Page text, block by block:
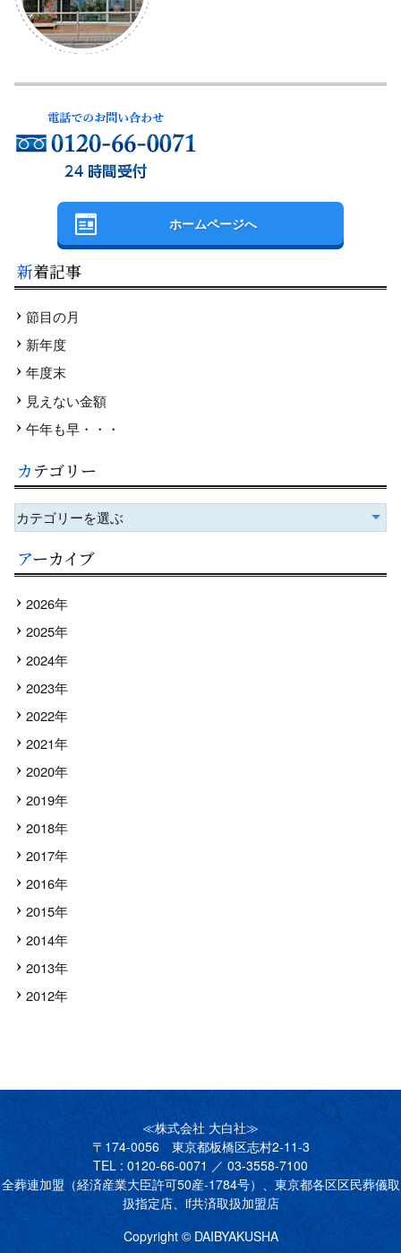
ホームページへ
新着記事
節目の月
新年度
年度末
見えない金額
午年も早・・・
カテゴリー
カテゴリーを選ぶ
アーカイブ
2026年
2025年
2024年
2023年
2022年
2021年
2020年
2019年
2018年
2017年
2016年
2015年
2014年
2013年
2012年
≪株式会社 大白社≫
〒174-0056 東京都板橋区志村2-11-3
TEL : 0120-66-0071 ／ 03-3558-7100
全葬連加盟（経済産業大臣許可50産-1784号）、東京都各区区民葬儀取
扱指定店、if共済取扱加盟店
Copyright © DAIBYAKUSHA